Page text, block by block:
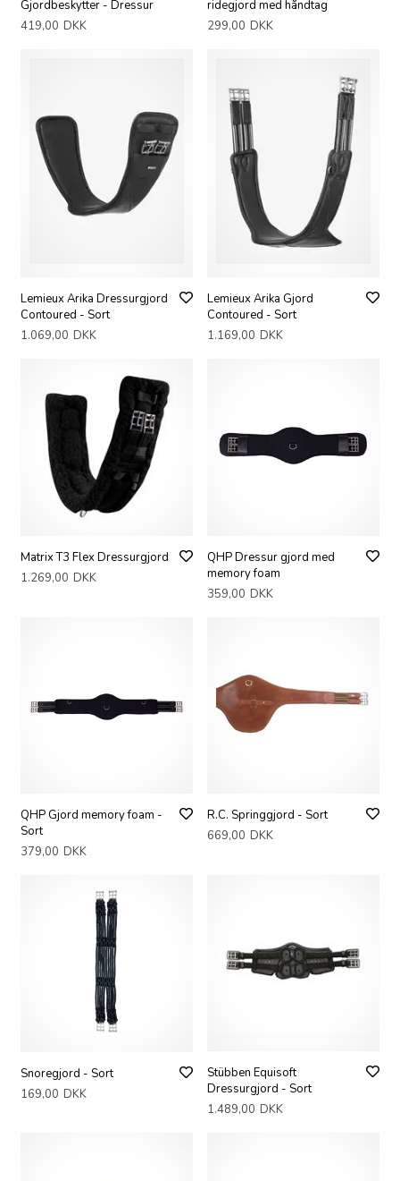
Gjordbeskytter - Dressur
419,00 DKK
ridegjord med håndtag
299,00 DKK
Lemieux Arika Dressurgjord
Contoured - Sort
1.069,00 DKK
Lemieux Arika Gjord
Contoured - Sort
1.169,00 DKK
Matrix T3 Flex Dressurgjord
1.269,00 DKK
QHP Dressur gjord med
memory foam
359,00 DKK
QHP Gjord memory foam -
Sort
379,00 DKK
R.C. Springgjord - Sort
669,00 DKK
Snoregjord - Sort
169,00 DKK
Stübben Equisoft
Dressurgjord - Sort
1.489,00 DKK